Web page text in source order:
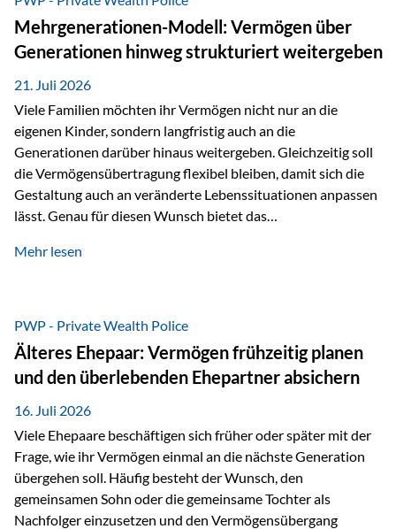
gestaltet. Anträge werden direkt elektronisch übermittelt,
Medienbrüche reduziert und die weitere Bearbeitung
beschleunigt. Ab sofort können auch juristische Personen,
wie Kapitalgesellschaften oder Stiftungen, als
Versicherungsnehmer eingesetzt werden. Damit erweitert
die Vienna-Life die Einsatzmöglichkeiten der Private Wealth
Police insbesondere für…
Mehrgenerationen-Modell: Vermögen über
Generationen hinweg strukturiert weitergeben
21. Juli 2026
Viele Familien möchten ihr Vermögen nicht nur an die
eigenen Kinder, sondern langfristig auch an die
Generationen darüber hinaus weitergeben. Gleichzeitig soll
die Vermögensübertragung flexibel bleiben, damit sich die
Gestaltung auch an veränderte Lebenssituationen anpassen
lässt. Genau für diesen Wunsch bietet das
Vienna-Life eine interessante Lösung. Es ermöglicht,
Ausgangssituation Stellen Sie sich folgende Familie vor: Die
Großeltern haben über viele Jahre Vermögen aufgebaut. Ihr
Wunsch ist es, dieses Vermögen nicht nur den eigenen
Kindern, sondern langfristig auch den Enkeln zukommen zu…
Mehr lesen
PWP - Private Wealth Police
Älteres Ehepaar: Vermögen frühzeitig planen
und den überlebenden Ehepartner absichern
16. Juli 2026
Viele Ehepaare beschäftigen sich früher oder später mit der
Frage, wie ihr Vermögen einmal an die nächste Generation
übergehen soll. Häufig besteht der Wunsch, den
gemeinsamen Sohn oder die gemeinsame Tochter als
Nachfolger einzusetzen und den Vermögensübergang